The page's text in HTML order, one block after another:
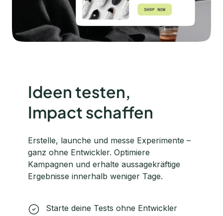
Ideen testen,
Impact schaffen
Erstelle, launche und messe Experimente –
ganz ohne Entwickler. Optimiere
Kampagnen und erhalte aussagekräftige
Ergebnisse innerhalb weniger Tage.
Starte deine Tests ohne Entwickler